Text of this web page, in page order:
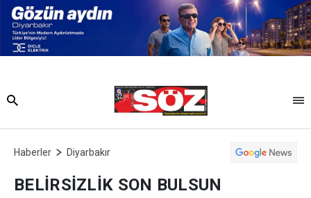
Haberler Diyarbakır
BELİRSİZLİK SON BULSUN